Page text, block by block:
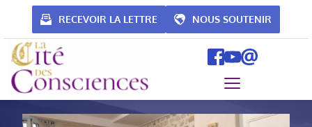
contenu
RECEVOIR LA LETTRE NOUS SOUTENIR